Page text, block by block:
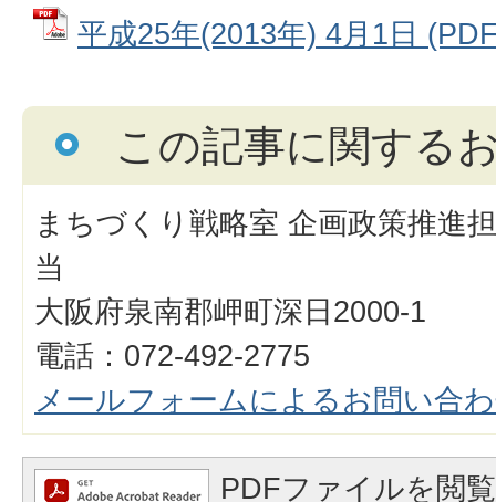
平成25年(2013年) 4月1日
この記事に関する
まちづくり戦略室 企画政策推進
当
大阪府泉南郡岬町深日2000-1
電話：072-492-2775
メールフォームによるお問い合
PDFファイルを閲